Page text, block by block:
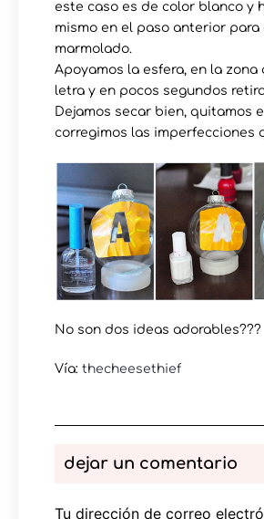
este caso es de color blanco y
mismo en el paso anterior para
marmolado.
Apoyamos la esfera, en la zona
letra y en pocos segundos
Dejamos secar bien, quitamos
corregimos las imperfecciones
No son dos ideas adorables???
Vía: thecheesethief
dejar un comentario
Tu dirección de correo